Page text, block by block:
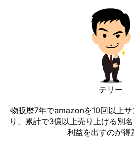
テリー
物販歴7年でamazonを10回以上
り、累計で3億以上売り上げる別
利益を出すのが得